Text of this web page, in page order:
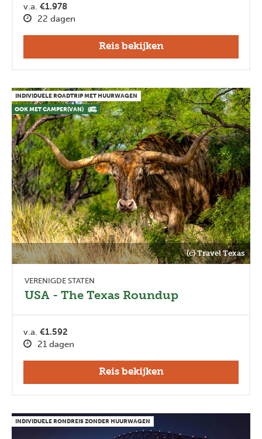
v.a. €1.978
22 dagen
Reis bekijken
(c) Travel Texas
INDIVIDUELE ROADTRIP MET HUURWAGEN
OOK MET CAMPER(VAN)
VERENIGDE STATEN
USA - The Texas Roundup
v.a. €1.592
21 dagen
Reis bekijken
INDIVIDUELE RONDREIS ZONDER HUURWAGEN